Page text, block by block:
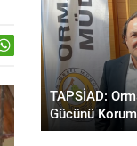
TAPSİAD:
Gücünü